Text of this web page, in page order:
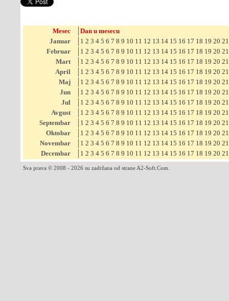
Mesec
Dan u mesecu
Januar
1 2 3 4 5 6 7 8 9 10 11 12 13 14 15 16 17 18 19 20 21
Februar
1 2 3 4 5 6 7 8 9 10 11 12 13 14 15 16 17 18 19 20 21
Mart
1 2 3 4 5 6 7 8 9 10 11 12 13 14 15 16 17 18 19 20 21
April
1 2 3 4 5 6 7 8 9 10 11 12 13 14 15 16 17 18 19 20 21
Maj
1 2 3 4 5 6 7 8 9 10 11 12 13 14 15 16 17 18 19 20 21
Jun
1 2 3 4 5 6 7 8 9 10 11 12 13 14 15 16 17 18 19 20 21
Jul
1 2 3 4 5 6 7 8 9 10 11 12 13 14 15 16 17 18 19 20 21
Avgust
1 2 3 4 5 6 7 8 9 10 11 12 13 14 15 16 17 18 19 20 21
Septembar
1 2 3 4 5 6 7 8 9 10 11 12 13 14 15 16 17 18 19 20 21
Oktobar
1 2 3 4 5 6 7 8 9 10 11 12 13 14 15 16 17 18 19 20 21
Novembar
1 2 3 4 5 6 7 8 9 10 11 12 13 14 15 16 17 18 19 20 21
Decembar
1 2 3 4 5 6 7 8 9 10 11 12 13 14 15 16 17 18 19 20 21
Sva prava © 2008 - 2026 su zadržana od strane A2-Soft.Com.